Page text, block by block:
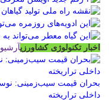
اخبار تکنولوژی کشاورزیآرشیو
بحران قیمت سیب‌زمینی:
داخلی تراریخته